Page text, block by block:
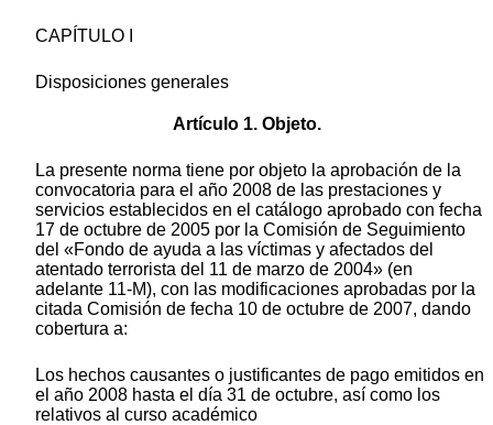
CAPÍTULO I
Disposiciones generales
Artículo 1. Objeto.
La presente norma tiene por objeto la aprobación de la
convocatoria para el año 2008 de las prestaciones y
servicios establecidos en el catálogo aprobado con fecha
17 de octubre de 2005 por la Comisión de Seguimiento
del «Fondo de ayuda a las víctimas y afectados del
atentado terrorista del 11 de marzo de 2004» (en
adelante 11-M), con las modificaciones aprobadas por la
citada Comisión de fecha 10 de octubre de 2007, dando
cobertura a:
Los hechos causantes o justificantes de pago emitidos en
el año 2008 hasta el día 31 de octubre, así como los
relativos al curso académico